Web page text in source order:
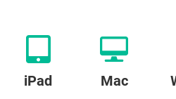
iPad Mac